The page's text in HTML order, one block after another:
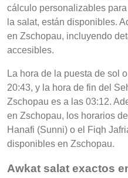
cálculo personalizables
la salat, están disponibles.
en Zschopau, incluyendo
accesibles.
La hora de la puesta de sol
20:43, y la hora de fin del
Zschopau es a las 03:12.
en Zschopau, los horarios
Hanafi (Sunni) o el Fiqh
disponibles en Zschopau.
Awkat salat exactos